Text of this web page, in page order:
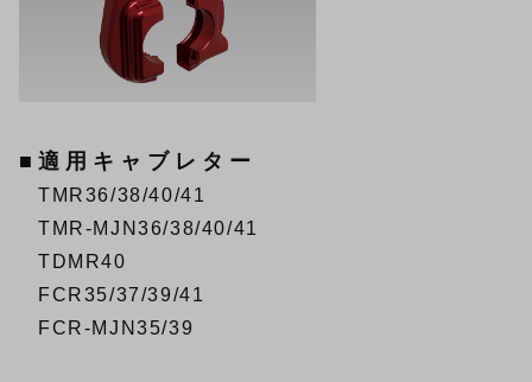
■適用キャブレター
TMR36/38/40/41
TMR-MJN36/38/40/41
TDMR40
FCR35/37/39/41
FCR-MJN35/39